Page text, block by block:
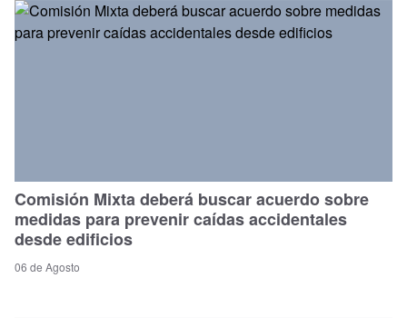
Comisión Mixta deberá buscar acuerdo sobre
medidas para prevenir caídas accidentales
desde edificios
06 de Agosto